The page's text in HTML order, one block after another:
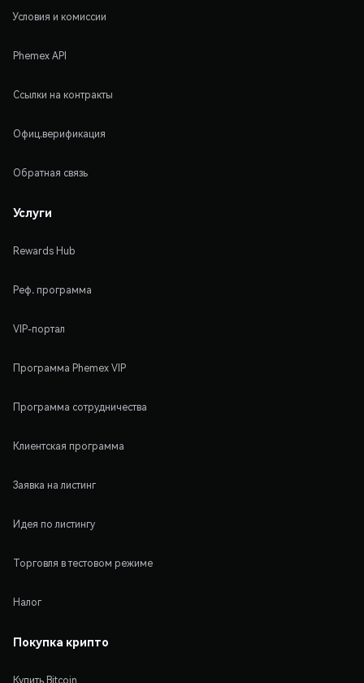
Условия и комиссии
Phemex API
Ссылки на контракты
Офиц.верификация
Обратная связь
Услуги
Rewards Hub
Реф. программа
VIP-портал
Программа Phemex VIP
Программа сотрудничества
Клиентская программа
Заявка на листинг
Идея по листингу
Торговля в тестовом режиме
Налог
Покупка крипто
Купить Bitcoin